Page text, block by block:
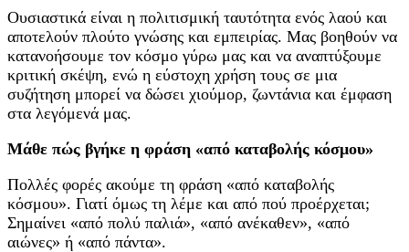
Ουσιαστικά είναι η πολιτισμική ταυτότητα ενός λαού και
αποτελούν πλούτο γνώσης και εμπειρίας. Μας βοηθούν να
κατανοήσουμε τον κόσμο γύρω μας και να αναπτύξουμε
κριτική σκέψη, ενώ η εύστοχη χρήση τους σε μια
συζήτηση μπορεί να δώσει χιούμορ, ζωντάνια και έμφαση
στα λεγόμενά μας.
Μάθε πώς βγήκε η φράση «από καταβολής κόσμου»
Πολλές φορές ακούμε τη φράση «από καταβολής
κόσμου». Γιατί όμως τη λέμε και από πού προέρχεται;
Σημαίνει «από πολύ παλιά», «από ανέκαθεν», «από
αιώνες» ή «από πάντα».